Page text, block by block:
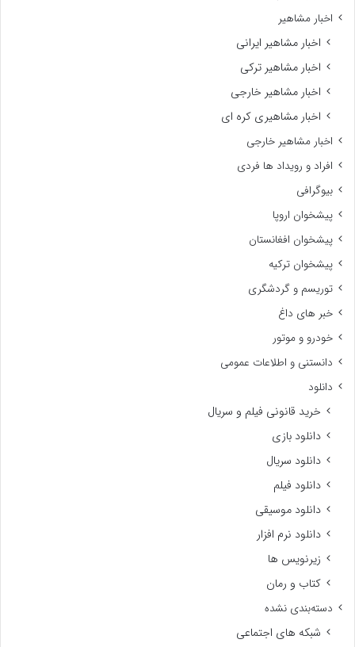
اخبار مشاهیر
اخبار مشاهیر ایرانی
اخبار مشاهیر ترکی
اخبار مشاهیر خارجی
اخبار مشاهیری کره ای
اخبار مشاهیر خارجی
افراد و رویداد ها فردی
بیوگرافی
پیشخوان اروپا
پیشخوان افغانستان
پیشخوان ترکیه
توریسم و گردشگری
خبر های داغ
خودرو و موتور
دانستنی و اطلاعات عمومی
دانلود
خرید قانونی فیلم و سریال
دانلود بازی
دانلود سریال
دانلود فیلم
دانلود موسیقی
دانلود نرم افزار
زیرنویس ها
کتاب و رمان
دسته‌بندی نشده
شبکه های اجتماعی